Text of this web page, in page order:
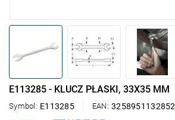
E113285 - KLUCZ PŁASKI, 33X35 MM
Symbol: E113285 EAN: 3258951132852